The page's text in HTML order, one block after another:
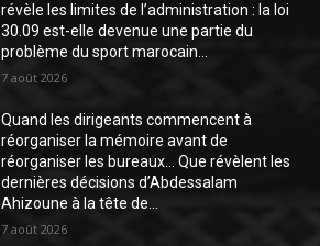
révèle les limites de l’administration : la loi
30.09 est-elle devenue une partie du
problème du sport marocain...
7 août 2026
Quand les dirigeants commencent à
réorganiser la mémoire avant de
réorganiser les bureaux… Que révèlent les
dernières décisions d’Abdessalam
Ahizoune à la tête de...
7 août 2026